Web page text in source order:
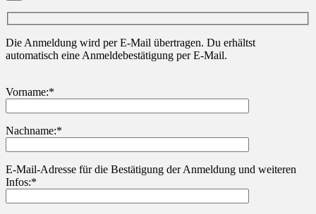
Die Anmeldung wird per E-Mail übertragen. Du erhältst
automatisch eine Anmeldebestätigung per E-Mail.
Vorname:*
Nachname:*
Bitte lasse dieses Feld leer.
E-Mail-Adresse für die Bestätigung der Anmeldung und weiteren
Infos:*